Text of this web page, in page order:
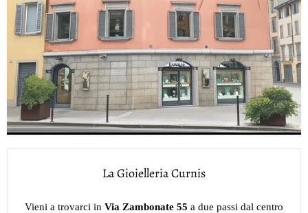
La Gioielleria Curnis
Vieni a trovarci in Via Zambonate 55 a due passi dal centro